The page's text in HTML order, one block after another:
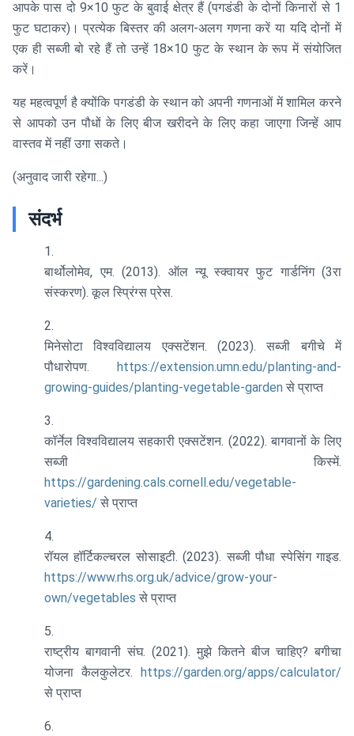
आपके पास दो 9×10 फुट के बुवाई क्षेत्र हैं (पगडंडी के दोनों किनारों से 1
फुट घटाकर)। प्रत्येक बिस्तर की अलग-अलग गणना करें या यदि दोनों में
एक ही सब्जी बो रहे हैं तो उन्हें 18×10 फुट के स्थान के रूप में संयोजित
करें।
यह महत्वपूर्ण है क्योंकि पगडंडी के स्थान को अपनी गणनाओं में शामिल करने
से आपको उन पौधों के लिए बीज खरीदने के लिए कहा जाएगा जिन्हें आप
वास्तव में नहीं उगा सकते।
(अनुवाद जारी रहेगा...)
संदर्भ
बार्थोलोमेव, एम. (2013). ऑल न्यू स्क्वायर फुट गार्डनिंग (3रा
संस्करण). कूल स्प्रिंग्स प्रेस.
मिनेसोटा विश्वविद्यालय एक्सटेंशन. (2023). सब्जी बगीचे में
पौधारोपण.
https://extension.umn.edu/planting-and-
growing-guides/planting-vegetable-garden से प्राप्त
कॉर्नेल विश्वविद्यालय सहकारी एक्सटेंशन. (2022). बागवानों के लिए
सब्जी किस्में.
https://gardening.cals.cornell.edu/vegetable-
varieties/ से प्राप्त
रॉयल हॉर्टिकल्चरल सोसाइटी. (2023). सब्जी पौधा स्पेसिंग गाइड.
https://www.rhs.org.uk/advice/grow-your-
own/vegetables से प्राप्त
राष्ट्रीय बागवानी संघ. (2021). मुझे कितने बीज चाहिए? बगीचा
योजना कैलकुलेटर.
https://garden.org/apps/calculator/
से प्राप्त